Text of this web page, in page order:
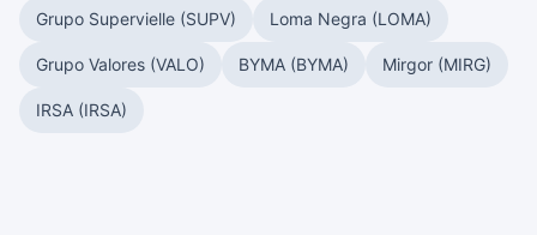
Grupo Supervielle (SUPV) Loma Negra (LOMA)
Grupo Valores (VALO) BYMA (BYMA) Mirgor (MIRG)
IRSA (IRSA)